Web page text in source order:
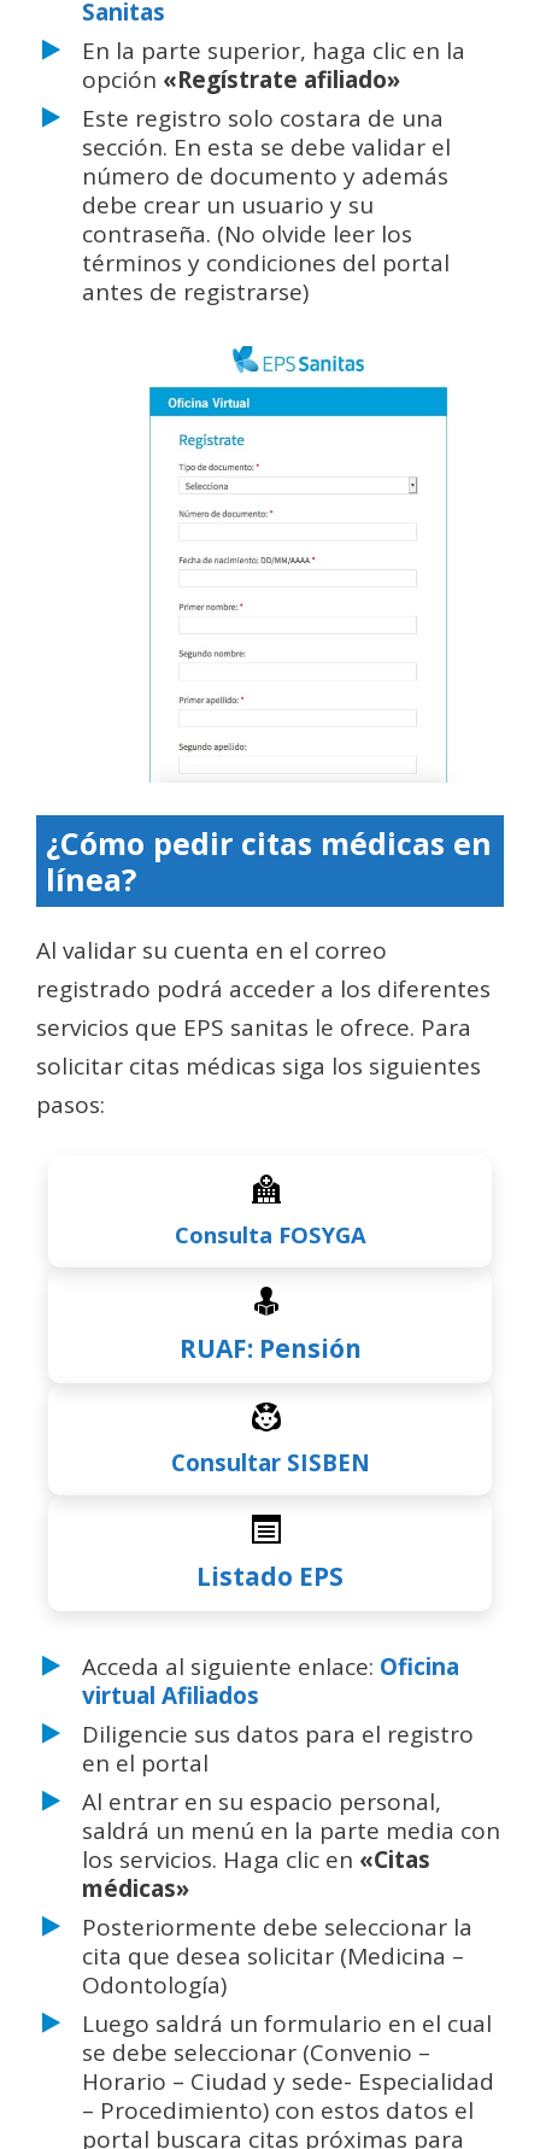
Sanitas
En la parte superior, haga clic en la
opción «Regístrate afiliado»
Este registro solo costara de una
sección. En esta se debe validar el
número de documento y además
debe crear un usuario y su
contraseña. (No olvide leer los
términos y condiciones del portal
antes de registrarse)
¿Cómo pedir citas médicas en
línea?
Al validar su cuenta en el correo
registrado podrá acceder a los diferentes
servicios que EPS sanitas le ofrece. Para
solicitar citas médicas siga los siguientes
pasos:
Consulta FOSYGA
RUAF: Pensión
Consultar SISBEN
Listado EPS
Acceda al siguiente enlace: Oficina
virtual Afiliados
Diligencie sus datos para el registro
en el portal
Al entrar en su espacio personal,
saldrá un menú en la parte media con
los servicios. Haga clic en «Citas
médicas»
Posteriormente debe seleccionar la
cita que desea solicitar (Medicina –
Odontología)
Luego saldrá un formulario en el cual
se debe seleccionar (Convenio –
Horario – Ciudad y sede- Especialidad
– Procedimiento) con estos datos el
portal buscara citas próximas para